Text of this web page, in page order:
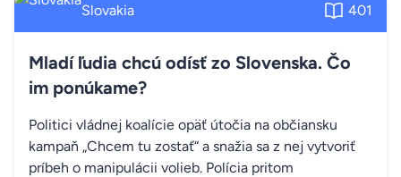
Slovakia 401
Mladí ľudia chcú odísť zo Slovenska. Čo
im ponúkame?
Politici vládnej koalície opäť útočia na občiansku
kampaň „Chcem tu zostať“ a snažia sa z nej vytvoriť
príbeh o manipulácii volieb. Polícia pritom